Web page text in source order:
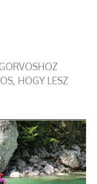
HOGY LESZ